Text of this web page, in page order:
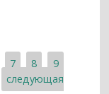
7 8
9
следующая